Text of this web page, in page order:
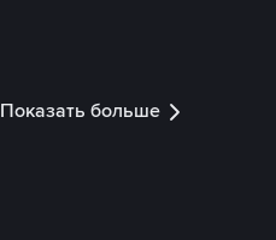
Показать больше